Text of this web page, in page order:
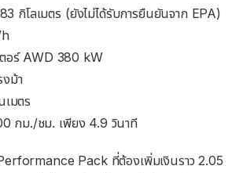
กิโลเมตร (ยังไม่ได้รับการยืนยันจาก EPA)
อร์ AWD 380 kW
ม้า
มตร
กม./ชม. เพียง 4.9 วินาที
Performance Pack ที่ต้องเพิ่มเงินราว 2.05